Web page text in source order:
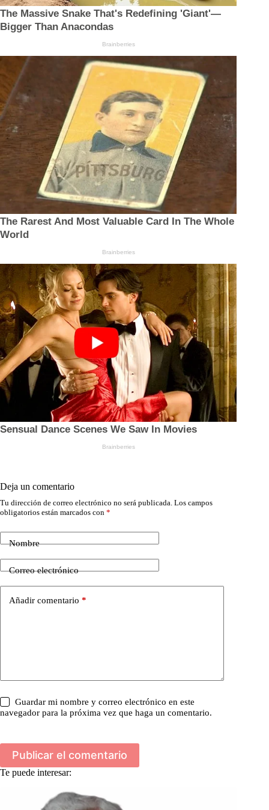
Deja un comentario
Tu dirección de correo electrónico no será publicada. Los campos
obligatorios están marcados con *
Nombre
Correo electrónico
Añadir comentario *
Guardar mi nombre y correo electrónico en este
navegador para la próxima vez que haga un comentario.
Publicar el comentario
Te puede interesar: